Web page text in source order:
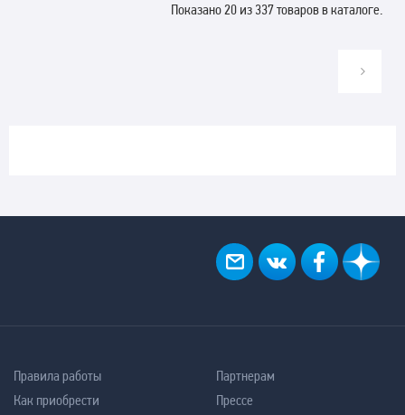
Показано 20 из 337 товаров в каталоге.
Правила работы
Как приобрести
Партнерам
Прессе